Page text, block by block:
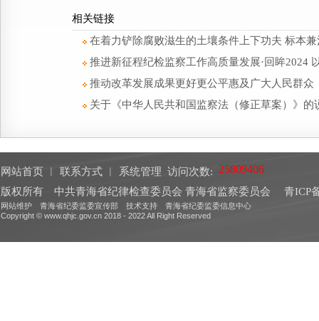
相关链接
在着力铲除腐败滋生的土壤条件上下功夫 标本
推进新征程纪检监察工作高质量发展·回眸2024
推动改革发展成果更好更公平惠及广大人民群众
关于《中华人民共和国监察法（修正草案）》的
网站首页 联系方式 系统管理 访问次数:
版权所有 中共青海省纪律检查委员会 青海省监察委员会
青ICP
网站维护 青海省纪委监委宣传部 技术支持 青海省纪委监委信息中心
Copyright © www.qhjc.gov.cn 2018 - 2022 All Right Reserved